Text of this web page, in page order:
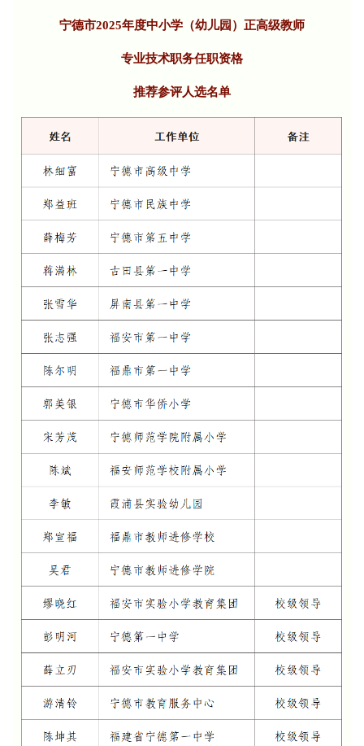
宁德市2025年度中小学（幼儿园）正高级教师
专业技术职务任职资格
推荐参评人选名单